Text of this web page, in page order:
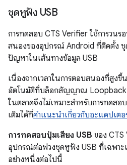
ชุดหูฟัง USB
การทดสอบ CTS Verifier ใช้การวนร
สนองของอุปกรณ์ Android ที่ติดตั้ง ชุ
ปัญหาในเส้นทางข้อมูล USB
เนื่องจากเวลาในการตอบสนองที่สูงขึ้
อัตโนมัติที่บล็อกสัญญาณ Loopback
ในตลาดจึงไม่เหมาะสำหรับการทดส
เติมได้ที่คำแนะนำเกี่ยวกับอะแดปเตอ
การทดสอบปุ่มเสียง USB ของ CTS
อุปกรณ์ต่อพ่วงชุดหูฟัง USB ที่เฉพาะเ
อย่างหนึ่งต่อไปนี้